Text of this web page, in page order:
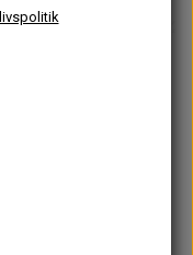
Perfect Promade XL -